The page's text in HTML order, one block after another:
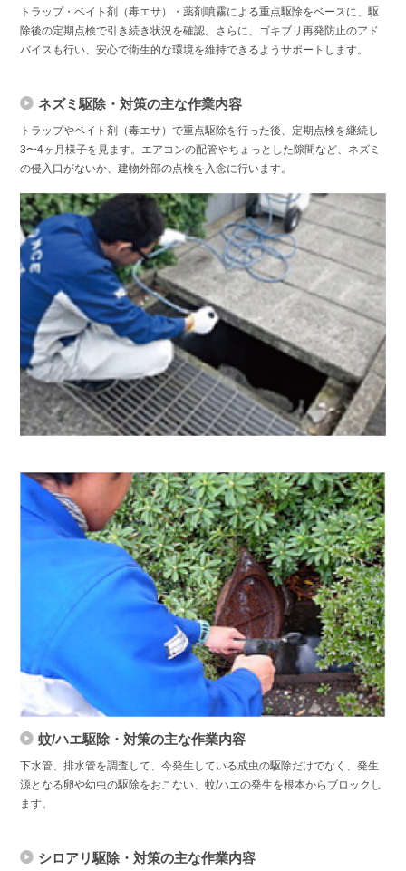
トラップ・ベイト剤（毒エサ）・薬剤噴霧による重点駆除をベースに、駆
除後の定期点検で引き続き状況を確認。さらに、ゴキブリ再発防止のアド
バイスも行い、安心で衛生的な環境を維持できるようサポートします。
ネズミ駆除・対策の主な作業内容
トラップやベイト剤（毒エサ）で重点駆除を行った後、定期点検を継続し
3〜4ヶ月様子を見ます。エアコンの配管やちょっとした隙間など、ネズミ
の侵入口がないか、建物外部の点検を入念に行います。
蚊/ハエ駆除・対策の主な作業内容
下水管、排水管を調査して、今発生している成虫の駆除だけでなく、発生
源となる卵や幼虫の駆除をおこない、蚊/ハエの発生を根本からブロックし
ます。
シロアリ駆除・対策の主な作業内容